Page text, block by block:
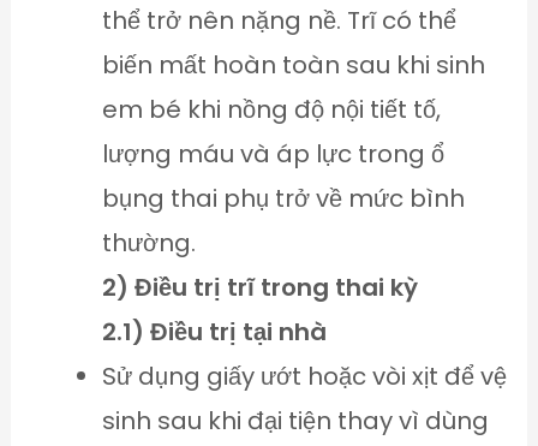
thể trở nên nặng nề. Trĩ có thể
biến mất hoàn toàn sau khi sinh
em bé khi nồng độ nội tiết tố,
lượng máu và áp lực trong ổ
bụng thai phụ trở về mức bình
thường.
2) Điều trị trĩ trong thai kỳ
2.1) Điều trị tại nhà
Sử dụng giấy ướt hoặc vòi xịt để vệ
sinh sau khi đại tiện thay vì dùng